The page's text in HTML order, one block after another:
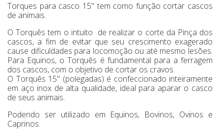
Torques para casco 15" tem como função cortar cascos
de animais.
O Torquês tem o intuito de realizar o corte da Pinça dos
cascos, a fim de evitar que seu crescimento exagerado
cause dificuldades para locomoção ou até mesmo lesões.
Para Equinos, o Torquês é fundamental para a ferragem
dos cascos, com o objetivo de cortar os cravos.
O Torquês 15" (polegadas) é confeccionado inteiramente
em aço inox de alta qualidade, ideal para aparar o casco
de seus animais.
Podendo ser utilizado em Equinos, Bovinos, Ovinos e
Caprinos.